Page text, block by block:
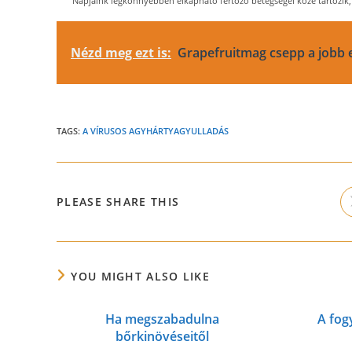
Nézd meg ezt is: Grapefruitmag csepp a jobb
TAGS: A VÍRUSOS AGYHÁRTYAGYULLADÁS
PLEASE SHARE THIS
YOU MIGHT ALSO LIKE
Ha megszabadulna
bőrkinövéseitől
A